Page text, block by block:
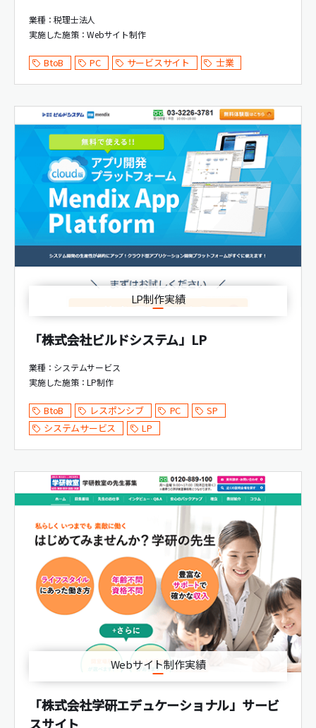
業種：税理士法人
実施した施策：Webサイト制作
BtoB PC サービスサイト 士業
LP制作実績
「株式会社ビルドシステム」LP
業種：システムサービス
実施した施策：LP制作
BtoB レスポンシブ PC
SP
システムサービス
LP
Webサイト制作実績
「株式会社学研エデュケーショナル」サービ
スサイト